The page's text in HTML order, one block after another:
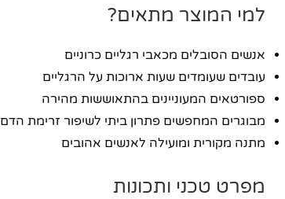
למי המוצר מתאים?
אנשים הסובלים מכאבי רגליים כרוניים
עובדים שעומדים שעות ארוכות על הרגליים
ספורטאים המעוניינים בהתאוששות מהירה
מבוגרים המחפשים פתרון ביתי לשיפור זרימת הדם
מתנה מקורית ומועילה לאנשים אהובים
מפרט טכני ותכונות
פייסבוק